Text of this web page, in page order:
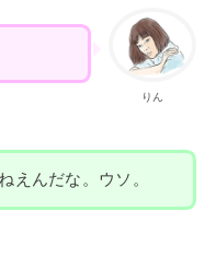
りん
えんだな。ウソ。